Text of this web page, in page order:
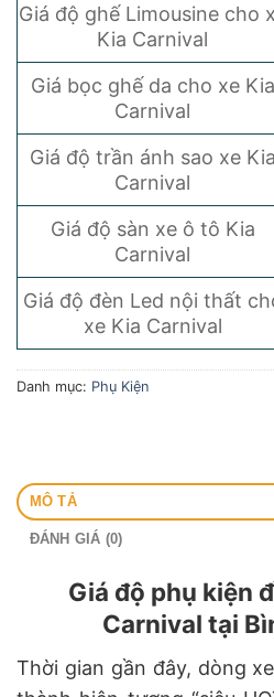
Giá độ ghế Limousine cho
Kia Carnival
Giá bọc ghế da cho xe Kia
Carnival
Giá độ trần ánh sao xe Kia
Carnival
Giá độ sàn xe ô tô Kia
Carnival
Giá độ đèn Led nội thất
xe Kia Carnival
Danh mục: Phụ Kiện
MÔ TẢ
ĐÁNH GIÁ (0)
Giá độ phụ kiện
Carnival tại
Thời gian gần đây, dòng